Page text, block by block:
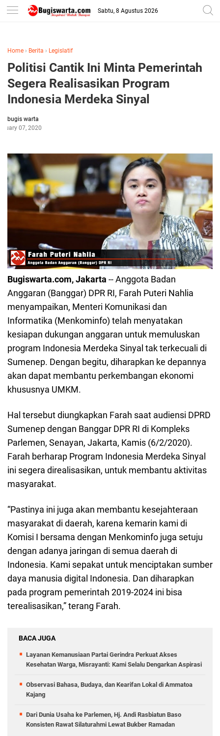
-->
Sabtu, 8 Agustus 2026
Home › Berita › Legislatif
Politisi Cantik Ini Minta Pemerintah
Segera Realisasikan Program
Indonesia Merdeka Sinyal
bugis warta
07, 2020
Bugiswarta.com, Jakarta -- Anggota Badan
Anggaran (Banggar) DPR RI, Farah Puteri Nahlia
menyampaikan, Menteri Komunikasi dan
Informatika (Menkominfo) telah menyatakan
kesiapan dukungan anggaran untuk memuluskan
program Indonesia Merdeka Sinyal tak terkecuali di
Sumenep. Dengan begitu, diharapkan ke depannya
akan dapat membantu perkembangan ekonomi
khususnya UMKM.
Hal tersebut diungkapkan Farah saat audiensi DPRD
Sumenep dengan Banggar DPR RI di Kompleks
Parlemen, Senayan, Jakarta, Kamis (6/2/2020).
Farah berharap Program Indonesia Merdeka Sinyal
ini segera direalisasikan, untuk membantu aktivitas
masyarakat.
“Pastinya ini juga akan membantu kesejahteraan
masyarakat di daerah, karena kemarin kami di
Komisi I bersama dengan Menkominfo juga setuju
dengan adanya jaringan di semua daerah di
Indonesia. Kami sepakat untuk menciptakan sumber
daya manusia digital Indonesia. Dan diharapkan
pada program pemerintah 2019-2024 ini bisa
terealisasikan,” terang Farah.
BACA JUGA
Layanan Kemanusiaan Partai Gerindra Perkuat Akses
Kesehatan Warga, Misrayanti: Kami Selalu Dengarkan Aspirasi
Observasi Bahasa, Budaya, dan Kearifan Lokal di Ammatoa
Kajang
Dari Dunia Usaha ke Parlemen, Hj. Andi Rasbiatun Baso
Konsisten Rawat Silaturahmi Lewat Bukber Ramadan